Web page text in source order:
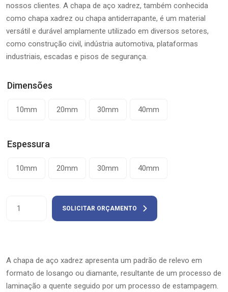
nossos clientes. A chapa de aço xadrez, também conhecida
como chapa xadrez ou chapa antiderrapante, é um material
versátil e durável amplamente utilizado em diversos setores,
como construção civil, indústria automotiva, plataformas
industriais, escadas e pisos de segurança.
Dimensões
10mm 20mm 30mm 40mm
Espessura
10mm 20mm 30mm 40mm
SOLICITAR ORÇAMENTO
A chapa de aço xadrez apresenta um padrão de relevo em
formato de losango ou diamante, resultante de um processo de
laminação a quente seguido por um processo de estampagem.